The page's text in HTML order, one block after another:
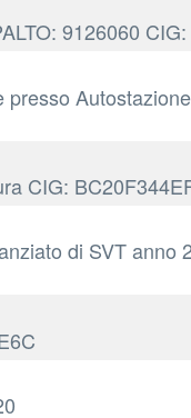
9126060
CIG:
di SVT anno